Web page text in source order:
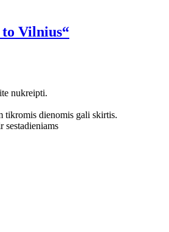
Vilnius“
nukreipti.
tikromis dienomis gali skirtis.
sestadieniams